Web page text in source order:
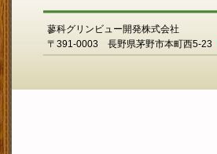
蓼科グリンビュー開発株式会社
〒391-0003 長野県茅野市本町西5-23